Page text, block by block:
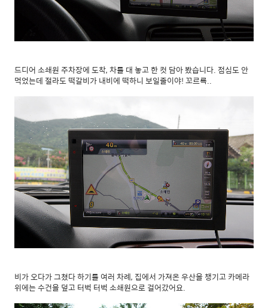
드디어 소쇄원 주차장에 도착, 차를 대 놓고 한 컷 담아 봤습니다. 점심도 안
먹었는데 절라도 떡갈비가 내비에 떡하니 보일줄이야! 꼬르륵..
비가 오다가 그쳤다 하기를 여러 차례, 집에서 가져온 우산을 챙기고 카메라
위에는 수건을 덮고 터벅 터벅 소쇄원으로 걸어갔어요.